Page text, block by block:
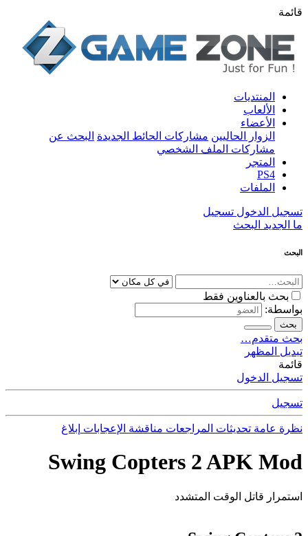
قائمة
المنتديات
الألعاب
الأعضاء
الزوار الحاليين مشاركات الحائط الجديدة البحث عن
مشاركات الملف الشخصي
المتجر
PS4
الملفات
تسجيل الدخول تسجيل
ما الجديد البحث
البحث
بحث بالعناوين فقط
بواسطة:
بحث
بحث متقدم…
تبديل المظهر
قائمة
تسجيل الدخول
تسجيل
نظرة عامة تحديثات المراجعات مناقشة الإعجابات إبلاغ
Swing Copters 2 APK Mod
استمرار قاتل الوقت المتشدد